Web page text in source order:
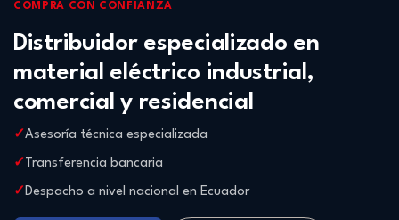
COMPRA CON CONFIANZA
Distribuidor especializado en
material eléctrico industrial,
comercial y residencial
Asesoría técnica especializada
Transferencia bancaria
Despacho a nivel nacional en Ecuador